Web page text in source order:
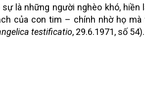
là những người nghèo khó,
của con tim – chính nhờ họ mà
testificatio, 29.6.1971, số 54).